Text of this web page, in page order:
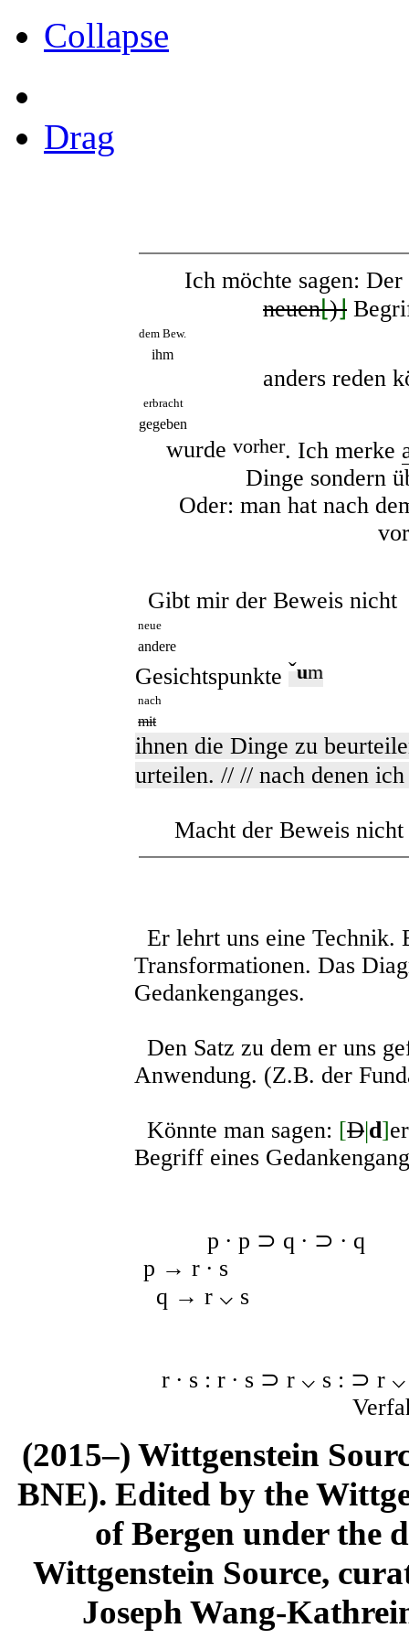
Collapse
Drag
Ich möchte sagen:
neuen⌊)⌋
dem Bew.
ihm
anders reden
erbracht
gegeben
wurde vorher. Ich merke
Dinge sondern
Oder: man hat nach
Gibt mir der Beweis nicht
neue
andere
Gesichtspunkte ˇum
nach
mit
ihnen die Dinge zu
urteilen. // // nach denen
Macht der Beweis nicht
Er lehrt uns eine Technik.
Transformationen. Das
Gedankenganges.
Den Satz zu dem er uns
Anwendung. (Z.B. der
Könnte man sagen: [D|d]
Begriff eines
p ∙ p ⊃ q ∙ ⊃ ∙ q
p → r ∙ s
q → r ⌵ s
r ∙ s : r ∙ s ⊃ r ⌵ s : ⊃ r ⌵
(2015–) Wittgenstein
BNE). Edited by the
of Bergen under the
Wittgenstein Source,
Joseph Wang-